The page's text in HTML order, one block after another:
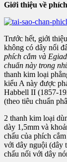
Giới thiệu về
Trước hết, giới
không có dây nối
phích cắm và
chuẩn này trong
thanh kim loại
kiểu A này được
Habbell II (1857-
(theo tiêu chuẩn
2 thanh kim loại
dày 1,5mm và
chấu của phích
với dây nguội (dây
chấu nối với dây